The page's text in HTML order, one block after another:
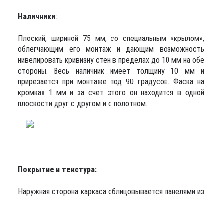
Наличники:
Плоский, шириной 75 мм, со специальным «крылом»,
облегчающим его монтаж и дающим возможность
нивелировать кривизну стен в пределах до 10 мм на обе
стороны. Весь наличник имеет толщину 10 мм и
прирезается при монтаже под 90 градусов. Фаска на
кромках 1 мм и за счет этого он находится в одной
плоскости друг с другом и с полотном.
Покрытие и текстура:
Наружная сторона каркаса облицовывается панелями из